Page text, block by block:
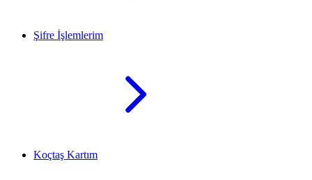
Şifre İşlemlerim
Koçtaş Kartım